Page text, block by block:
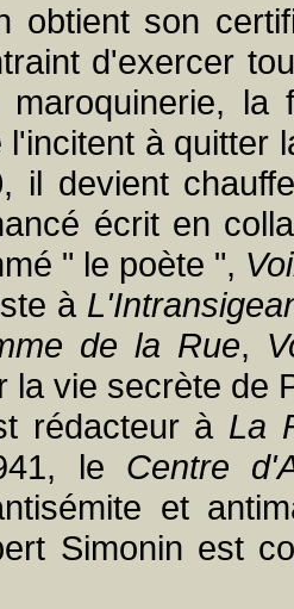
obtient son
d'exercer
maroquinerie, la
l'incitent à quitter
il devient
écrit en
" le poète ",
à
de la Rue,
la vie secrète de
rédacteur à La
le Centre
et
Simonin est